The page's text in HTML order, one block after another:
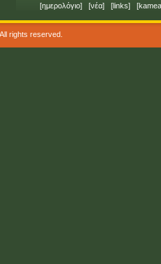
[ημερολόγιο] [νέα] [links] [
rights reserved.